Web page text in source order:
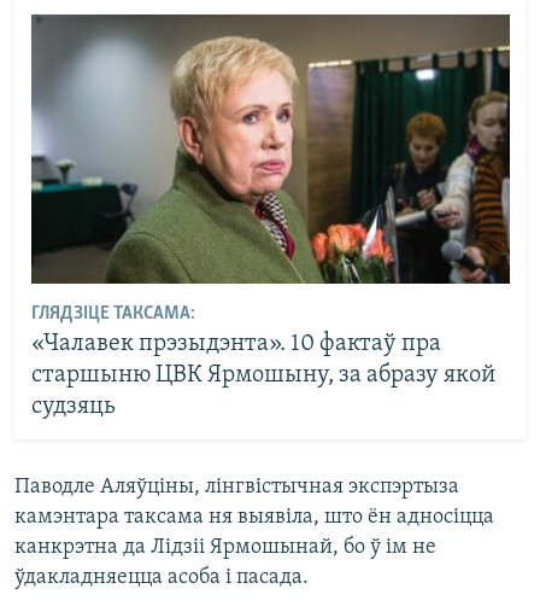
ГЛЯДЗІЦЕ ТАКСАМА:
«Чалавек прэзыдэнта». 10 фактаў пра
старшыню ЦВК Ярмошыну, за абразу якой
судзяць
Паводле Аляўціны, лінгвістычная экспэртыза
камэнтара таксама ня выявіла, што ён адносіцца
канкрэтна да Лідзіі Ярмошынай, бо ў ім не
ўдакладняецца асоба і пасада.